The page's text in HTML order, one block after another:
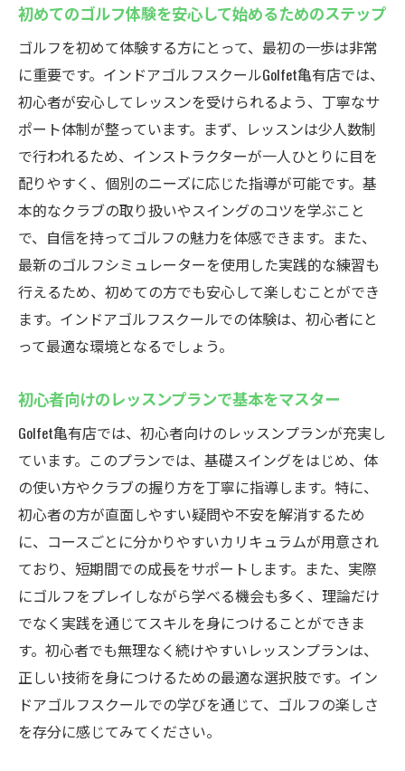
初心者が陥りがちなミスを克服するコツ
天候に左右されないインドアゴルフスクール
Golfet亀有店での快適なレッスン
一年中快適にゴルフを楽しむための設備
雨の日でも安心！インドアならではの特典
季節を問わずゴルフの技術を磨く効果的な
方法
天候を気にせず自分のペースで通える利点
快適な室温で集中力を高めるインドア環境
ゴルフ以外の天候や気温に左右されないレ
ッスンのメリット
最新ゴルフシミュレーターを利用したGolfet亀有
シミュレーターの特徴と独自のレッスン法
リアルなゴルフコース体験ができる理由
データ分析でスイングを科学的に改善
実践的なシミュレーター活用術で上達速度
アップ
初心者から上級者までのトレーニングメニ
ュー
スイング分析を通じて自分の弱点を克服
定額制で通い放題！Golfet亀有店の魅力的なプラ
ンを徹底解説
定額通い放題プランのメリットと活用法
費用を抑えた効率的なゴルフレッスンの受
初めてのゴルフ体験を安心して始めるためのステップ
ゴルフを初めて体験する方にとって、最初の一歩は非常
に重要です。インドアゴルフスクールGolfet亀有店では、
初心者が安心してレッスンを受けられるよう、丁寧なサ
ポート体制が整っています。まず、レッスンは少人数制
で行われるため、インストラクターが一人ひとりに目を
配りやすく、個別のニーズに応じた指導が可能です。基
本的なクラブの取り扱いやスイングのコツを学ぶこと
で、自信を持ってゴルフの魅力を体感できます。また、
最新のゴルフシミュレーターを使用した実践的な練習も
行えるため、初めての方でも安心して楽しむことができ
ます。インドアゴルフスクールでの体験は、初心者にと
って最適な環境となるでしょう。
初心者向けのレッスンプランで基本をマスター
Golfet亀有店では、初心者向けのレッスンプランが充実し
ています。このプランでは、基礎スイングをはじめ、体
の使い方やクラブの握り方を丁寧に指導します。特に、
初心者の方が直面しやすい疑問や不安を解消するため
に、コースごとに分かりやすいカリキュラムが用意され
ており、短期間での成長をサポートします。また、実際
にゴルフをプレイしながら学べる機会も多く、理論だけ
でなく実践を通じてスキルを身につけることができま
す。初心者でも無理なく続けやすいレッスンプランは、
正しい技術を身につけるための最適な選択肢です。イン
ドアゴルフスクールでの学びを通じて、ゴルフの楽しさ
を存分に感じてみてください。